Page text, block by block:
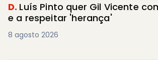
D. Luís Pinto quer Gil Vicente
e a respeitar 'herança'
8 agosto 2026